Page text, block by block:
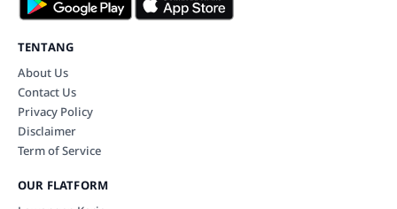
TENTANG
About Us
Contact Us
Privacy Policy
Disclaimer
Term of Service
OUR FLATFORM